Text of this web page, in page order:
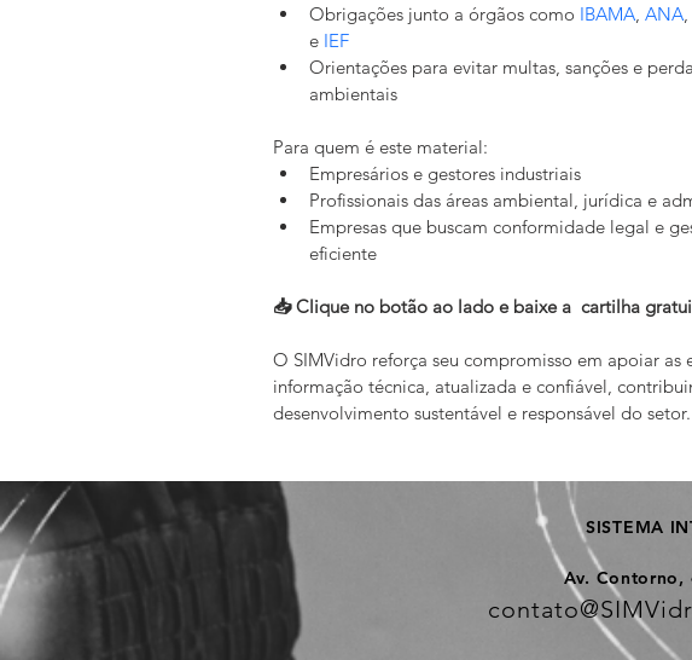
Obrigações junto a órgãos como IBAMA, ANA,
e IEF
Orientações para evitar multas, sanções e
ambientais
Para quem é este material:
Empresários e gestores industriais
Profissionais das áreas ambiental, jurídica e
Empresas que buscam conformidade legal e
eficiente
📥 Clique no botão ao lado e baixe a  cartilha
O SIMVidro reforça seu compromisso em apoiar as
informação técnica, atualizada e confiável,
desenvolvimento sustentável e responsável do setor.
SISTEMA
Av. Contorno,